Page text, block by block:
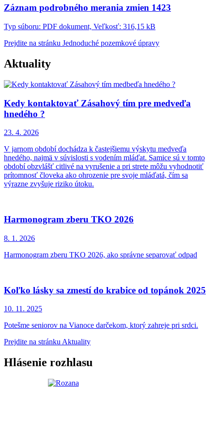
Záznam podrobného merania zmien 1423
Typ súboru: PDF dokument, Veľkosť: 316,15 kB
Prejdite na stránku Jednoduché pozemkové úpravy
Aktuality
Kedy kontaktovať Zásahový tím pre medveďa
hnedého ?
23. 4. 2026
V jarnom období dochádza k častejšiemu výskytu medveďa
hnedého, najmä v súvislosti s vodením mláďat. Samice sú v tomto
období obzvlášť citlivé na vyrušenie a pri strete môžu vyhodnotiť
prítomnosť človeka ako ohrozenie pre svoje mláďatá, čím sa
výrazne zvyšuje riziko útoku.
Harmonogram zberu TKO 2026
8. 1. 2026
Harmonogram zberu TKO 2026, ako správne separovať odpad
Koľko lásky sa zmestí do krabice od topánok 2025
10. 11. 2025
Potešme seniorov na Vianoce darčekom, ktorý zahreje pri srdci.
Prejdite na stránku Aktuality
Hlásenie rozhlasu